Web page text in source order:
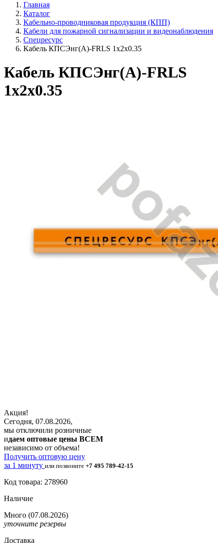
Главная
Каталог
Кабельно-проводниковая продукция (КПП)
Кабели для пожарной сигнализации и видеонаблюдения
Спецресурс
Кабель КПСЭнг(A)-FRLS 1x2x0.35
Кабель КПСЭнг(A)-FRLS
1x2x0.35
Акция!
Сегодня, 07.08.2026,
мы отключили розничные
идаем оптовые цены ВСЕМ
независимо от объема!
Получить оптовую цену
за 1 минуту или позвоните +7 495 789-42-15
Код товара: 278960
Наличие
Много (07.08.2026)
уточните резервы
Доставка